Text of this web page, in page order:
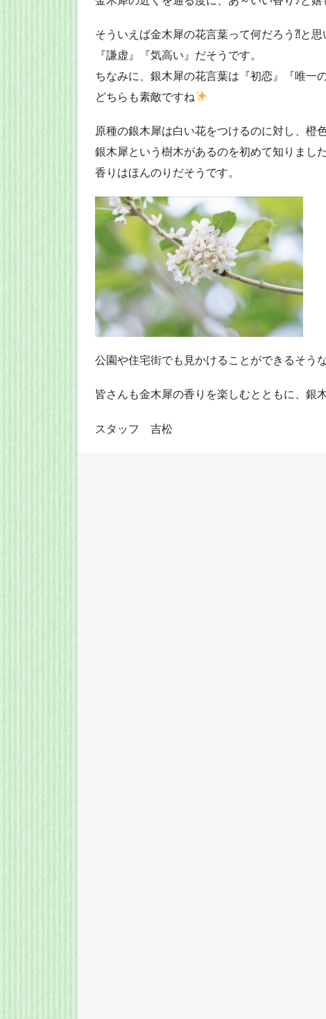
そういえば金木犀の花言葉って何だろう⁈と思
『謙虚』『気高い』だそうです。
ちなみに、銀木犀の花言葉は『初恋』『唯一の
どちらも素敵ですね
原種の銀木犀は白い花をつけるのに対し、橙
銀木犀という樹木があるのを初めて知りました
香りはほんのりだそうです。
公園や住宅街でも見かけることができるそう
皆さんも金木犀の香りを楽しむとともに、銀
スタッフ 吉松